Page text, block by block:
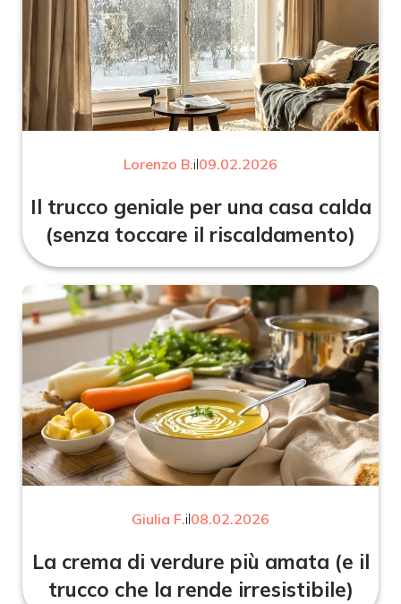
Lorenzo B.il09.02.2026
Il trucco geniale per una casa calda
(senza toccare il riscaldamento)
Giulia F.il08.02.2026
La crema di verdure più amata (e il
trucco che la rende irresistibile)